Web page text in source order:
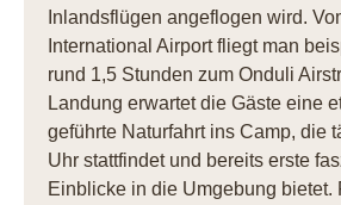
Inlandsflügen angeflogen wird.
International Airport fliegt man
rund 1,5 Stunden zum Onduli
Landung erwartet die Gäste eine
geführte Naturfahrt ins Camp, die
Uhr stattfindet und bereits erste
Einblicke in die Umgebung bietet.